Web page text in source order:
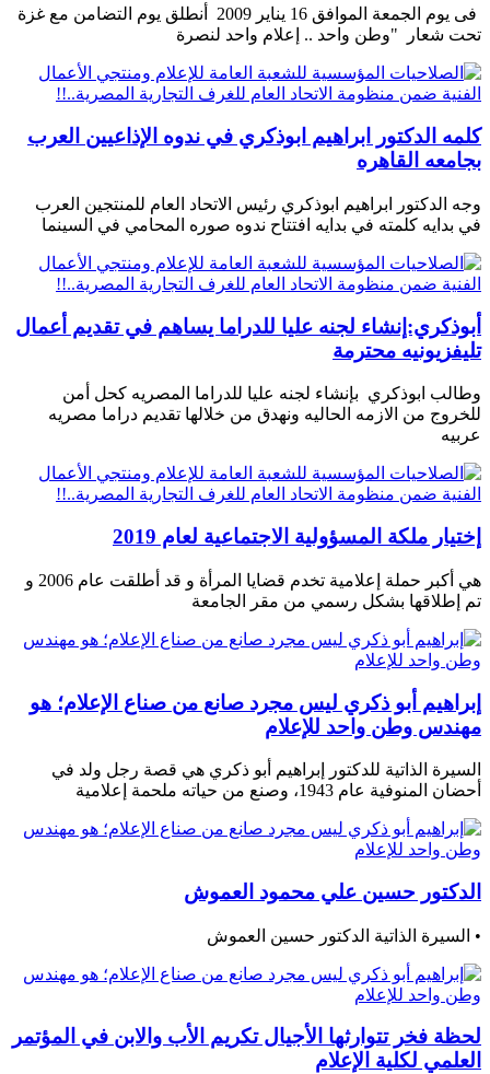
فى يوم الجمعة الموافق 16 يناير 2009 أنطلق يوم التضامن مع غزة
تحت شعار "وطن واحد .. إعلام واحد لنصرة
كلمه الدكتور ابراهيم ابوذكري في ندوه الإذاعيين العرب
بجامعه القاهره
وجه الدكتور ابراهيم ابوذكري رئيس الاتحاد العام للمنتجين العرب
في بدايه كلمته في بدايه افتتاح ندوه صوره المحامي في السينما
أبوذكري:إنشاء لجنه عليا للدراما يساهم في تقديم أعمال
تليفزيونيه محترمة
وطالب ابوذكري بإنشاء لجنه عليا للدراما المصريه كحل أمن
للخروج من الازمه الحاليه ونهدق من خلالها تقديم دراما مصريه
عربيه
إختيار ملكة المسؤولية الاجتماعية لعام 2019
هي أكبر حملة إعلامية تخدم قضايا المرأة و قد أطلقت عام 2006 و
تم إطلاقها بشكل رسمي من مقر الجامعة
إبراهيم أبو ذكري ليس مجرد صانع من صناع الإعلام؛ هو
مهندس وطن واحد للإعلام
السيرة الذاتية للدكتور إبراهيم أبو ذكري هي قصة رجل ولد في
أحضان المنوفية عام 1943، وصنع من حياته ملحمة إعلامية
الدكتور حسين علي محمود العموش
• السيرة الذاتية الدكتور حسين العموش
لحظة فخر تتوارثها الأجيال تكريم الأب والابن في المؤتمر
العلمي لكلية الإعلام